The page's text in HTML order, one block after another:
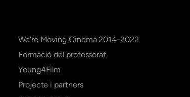
We're Moving Cinema 2014-2022
Formació del professorat
Young4Film
Projecte i partners